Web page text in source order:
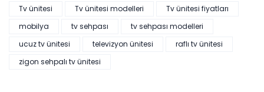
Tv ünitesi
Tv ünitesi modelleri
Tv ünitesi fiyatları
mobilya
tv sehpası
tv sehpası modelleri
ucuz tv ünitesi
televizyon ünitesi
raflı tv ünitesi
zigon sehpalı tv ünitesi